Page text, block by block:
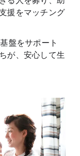
援をマッチング
盤をサポート
が、安心して生